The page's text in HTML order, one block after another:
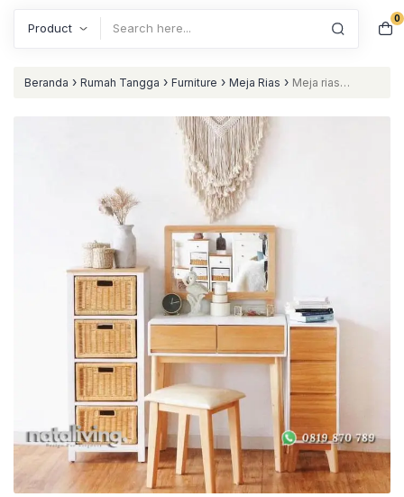
0
Beranda › Rumah Tangga › Furniture › Meja Rias › Meja rias